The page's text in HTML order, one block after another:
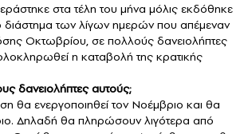
στα τέλη του μήνα μόλις εκδόθηκε
των λίγων ημερών που απέμεναν
Οκτωβρίου, σε πολλούς δανειολήπτες
η καταβολή της κρατικής
δανειολήπτες αυτούς;
θα ενεργοποιηθεί τον Νοέμβριο και θα
Δηλαδή θα πληρώσουν λιγότερα από